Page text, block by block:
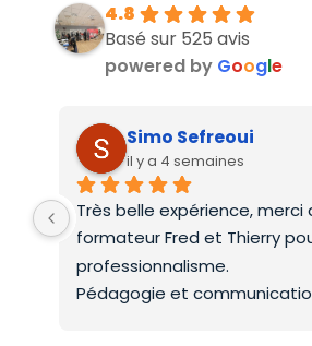
4.8
Basé sur 525 avis
powered by Google
Simo Sefreoui
il y a 4 semaines
Très belle expérience, merci
formateur Fred et Thierry
professionnalisme.
Pédagogie et